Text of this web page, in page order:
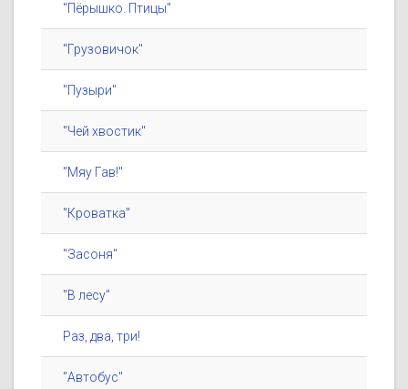
"Пёрышко. Птицы"
"Грузовичок"
"Пузыри"
"Чей хвостик"
"Мяу Гав!"
"Кроватка"
"Засоня"
"В лесу"
Раз, два, три!
"Автобус"